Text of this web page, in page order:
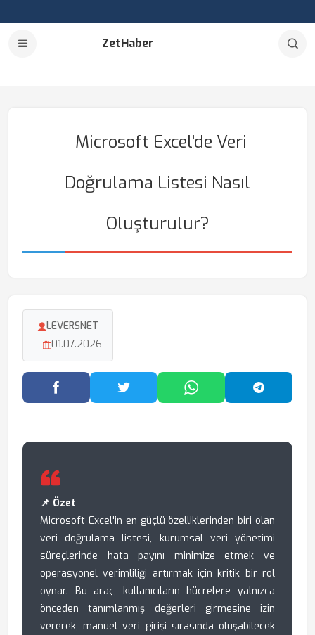
ZetHaber
Microsoft Excel'de Veri
Doğrulama Listesi Nasıl
Oluşturulur?
LEVERSNET
01.07.2026
Facebook'ta PaylaşTwitter'da PaylaşWhatsApp'ta Paylaş
📌 Özet
Microsoft Excel'in en güçlü özelliklerinden biri olan
veri doğrulama listesi, kurumsal veri yönetimi
süreçlerinde hata payını minimize etmek ve
operasyonel verimliliği artırmak için kritik bir rol
oynar. Bu araç, kullanıcıların hücrelere yalnızca
önceden tanımlanmış değerleri girmesine izin
vererek, manuel veri girişi sırasında oluşabilecek